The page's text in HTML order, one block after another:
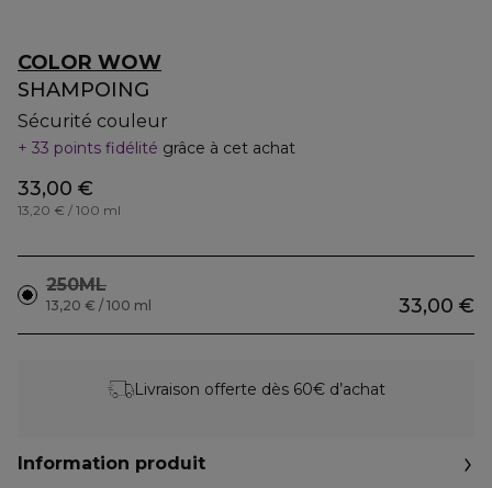
COLOR WOW
SHAMPOING
Sécurité couleur
33 points fidélité grâce à cet achat
33,00 €
13,20 € / 100 ml
250ML
33,00 €
13,20 € / 100 ml
Livraison offerte dès 60€ d’achat
Information produit